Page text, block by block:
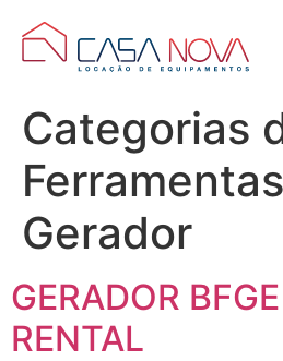
Categorias
Gerador
GERADOR
RENTAL